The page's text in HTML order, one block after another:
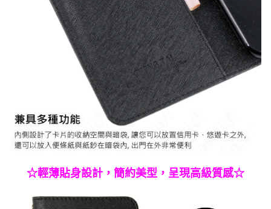
☆輕薄貼身設計，簡約美型，呈現高級質感☆